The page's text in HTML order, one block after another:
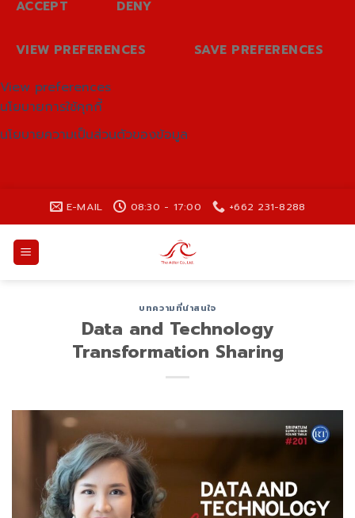
ACCEPT DENY
VIEW PREFERENCES
SAVE PREFERENCES
View preferences
นโยบายการใช้คุกกี้
นโยบายความเป็นส่วนตัวของข้อมูล
content
E-MAIL 08:30 - 17:00 +662 231-8288
บทความที่น่าสนใจ
Data and Technology
Transformation Sharing